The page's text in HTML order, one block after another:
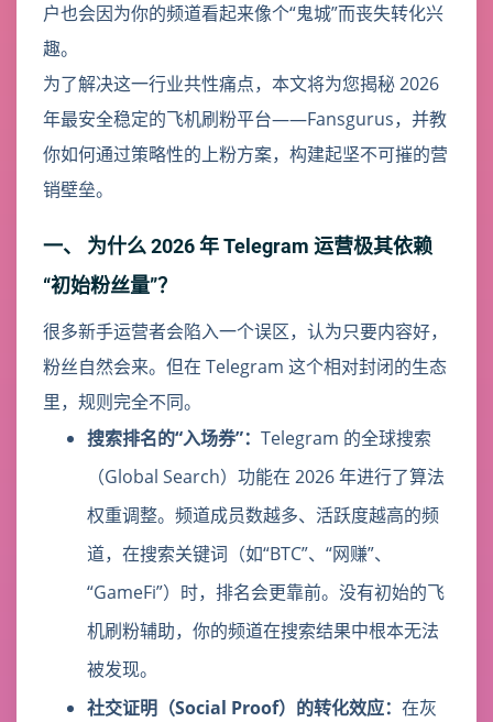
户也会因为你的频道看起来像个“鬼城”而丧失转化兴
趣。
为了解决这一行业共性痛点，本文将为您揭秘 2026
年最安全稳定的飞机刷粉平台——Fansgurus，并教
你如何通过策略性的上粉方案，构建起坚不可摧的营
销壁垒。
一、 为什么 2026 年 Telegram 运营极其依赖
“初始粉丝量”？
很多新手运营者会陷入一个误区，认为只要内容好，
粉丝自然会来。但在 Telegram 这个相对封闭的生态
里，规则完全不同。
搜索排名的“入场券”： Telegram 的全球搜索
（Global Search）功能在 2026 年进行了算法
权重调整。频道成员数越多、活跃度越高的频
道，在搜索关键词（如“BTC”、“网赚”、
“GameFi”）时，排名会更靠前。没有初始的飞
机刷粉辅助，你的频道在搜索结果中根本无法
被发现。
社交证明（Social Proof）的转化效应： 在灰